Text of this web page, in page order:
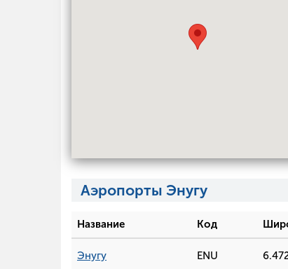
Аэропорты Энугу
Название Код
Энугу ENU